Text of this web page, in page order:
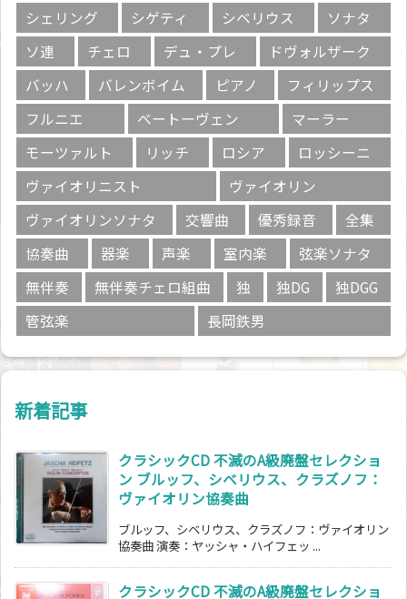
シェリング
シゲティ シベリウス
ソナタ
ソ連
チェロ デュ・プレ
ドヴォルザーク
バッハ
バレンボイム ピアノ
フィリップス
フルニエ
ベートーヴェン
マーラー
モーツァルト
リッチ ロシア
ロッシーニ
ヴァイオリニスト
ヴァイオリン
ヴァイオリンソナタ
交響曲 優秀録音
全集
協奏曲
器楽 声楽 室内楽
弦楽ソナタ
無伴奏
無伴奏チェロ組曲 独 独DG
独DGG
管弦楽
長岡鉄男
新着記事
クラシックCD 不滅のA級廃盤セレクショ
ン ブルッフ、シベリウス、クラズノフ：
ヴァイオリン協奏曲
ブルッフ、シベリウス、クラズノフ：ヴァイオリン
協奏曲 演奏：ヤッシャ・ハイフェッ ...
クラシックCD 不滅のA級廃盤セレクショ